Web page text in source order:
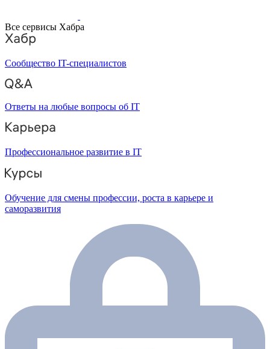
Все сервисы Хабра
Сообщество IT-специалистов
Ответы на любые вопросы об IT
Профессиональное развитие в IT
Обучение для смены профессии, роста в карьере и
саморазвития